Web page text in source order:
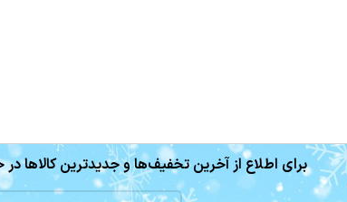
برای اطلاع از آخرین تخفیف‌ها و جدیدترین کالاها